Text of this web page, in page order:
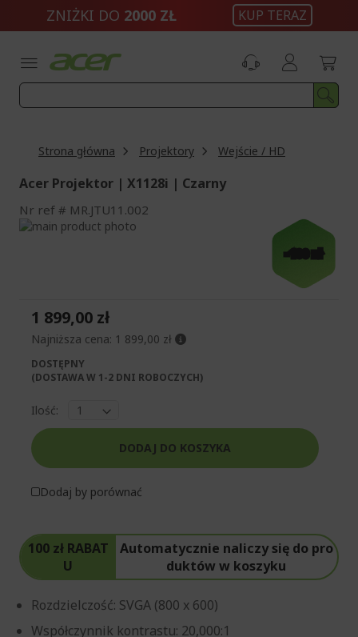
ZNIŻKI DO 2000 ZŁ KUP TERAZ
Strona główna Projektory Wejście / HD
Acer Projektor | X1128i | Czarny
Nr ref MR.JTU11.002
Przejdź
-100 zł
100 zł RABAT
U
Automatycznie naliczy się do pro
duktów w koszyku
Rozdzielczość: SVGA (800 x 600)
Współczynnik kontrastu: 20,000:1
1 899,00 zł
Najniższa cena: 1 899,00 zł
DOSTĘPNY
(DOSTAWA W 1-2 DNI ROBOCZYCH)​
Ilość:
DODAJ DO KOSZYKA
Dodaj by porównać